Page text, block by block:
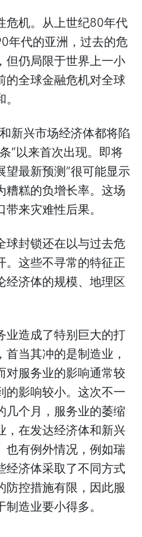
危机。从上世纪80年代
年代的亚洲，过去的危
但仍局限于世界上一小
全球金融危机对全球
新兴市场经济体都将陷
”以来首次出现。即将
最新预测”很可能显示
糟糕的负增长率。这场
来灾难性后果。
球封锁还在以与过去危
。这些不寻常的特征正
经济体的规模、地理区
业造成了特别巨大的打
当其冲的是制造业，
对服务业的影响通常较
影响较小。这次不一
个月，服务业的萎缩
，在发达经济体和新兴
也有例外情况，例如瑞
经济体采取了不同方式
控措施有限，因此服
造业要小得多。